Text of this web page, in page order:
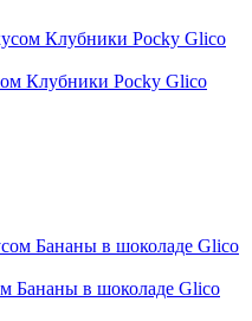
Клубники Pocky Glico
Бананы в шоколаде Glico